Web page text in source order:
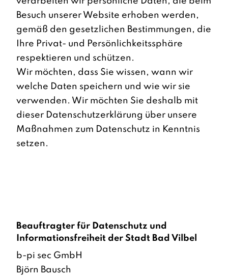
Besuch unserer Website erhoben werden,
gemäß den gesetzlichen Bestimmungen, die
Ihre Privat- und Persönlichkeitssphäre
respektieren und schützen.
Wir möchten, dass Sie wissen, wann wir
welche Daten speichern und wie wir sie
verwenden. Wir möchten Sie deshalb mit
dieser Datenschutzerklärung über unsere
Maßnahmen zum Datenschutz in Kenntnis
setzen.
Beauftragter für Datenschutz und
Informationsfreiheit der Stadt Bad Vilbel
b-pi sec GmbH
Björn Bausch